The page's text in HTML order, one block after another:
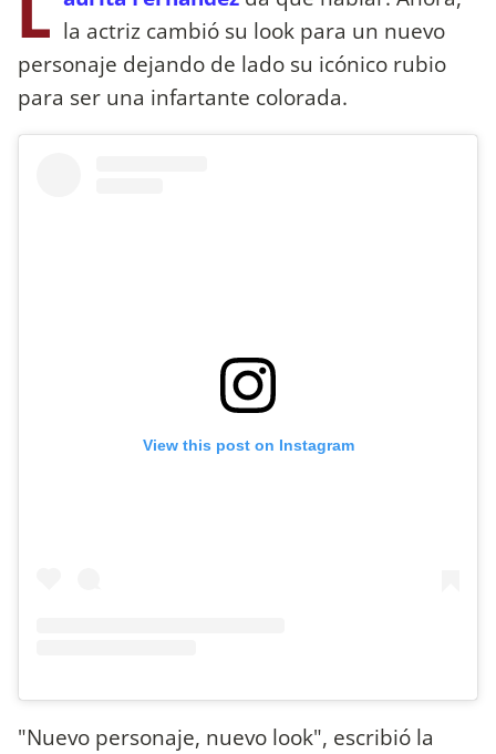
la actriz cambió su look para un nuevo
personaje dejando de lado su icónico rubio
para ser una infartante colorada.
View this post on Instagram
"Nuevo personaje, nuevo look", escribió la